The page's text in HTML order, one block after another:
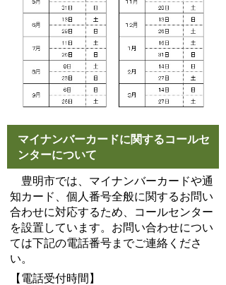
マイナンバーカードに関するコールセ
ンターについて
豊明市では、マイナンバーカードや通
知カード、個人番号全般に関するお問い
合わせに対応するため、コールセンター
を設置しています。お問い合わせについ
ては下記の電話番号までご連絡くださ
い。
【電話受付時間】